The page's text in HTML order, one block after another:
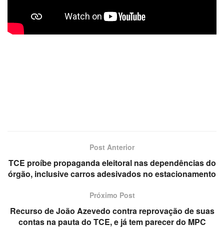
Post Anterior
TCE proíbe propaganda eleitoral nas dependências do
órgão, inclusive carros adesivados no estacionamento
Próximo Post
Recurso de João Azevedo contra reprovação de suas
contas na pauta do TCE, e já tem parecer do MPC